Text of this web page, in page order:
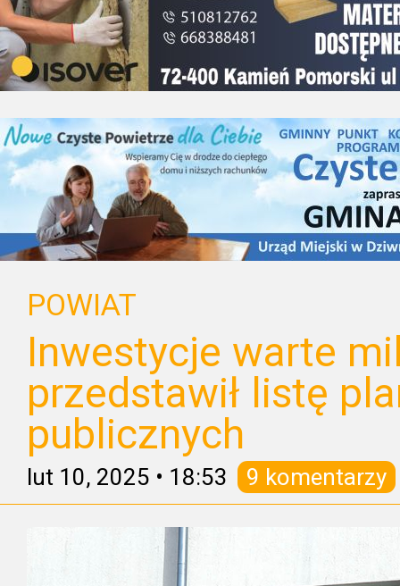
POWIAT
Inwestycje warte
przedstawił listę
publicznych
lut 10, 2025 • 18:53 9 komentarzy